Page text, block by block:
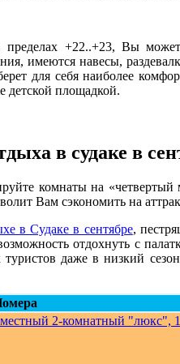
+22..+23, Вы
имеются навесы,
для себя наиболее
детской площадкой.
в судаке в
комнаты на
Вам сэкономить на
в Судаке в сентябре,
отдохнуть с
даже в низкий
2-комнатный "люкс",